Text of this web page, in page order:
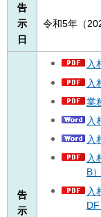
告
示
日
令和5年（
告
示
入
入
業
入
入
入
B）
入
DF